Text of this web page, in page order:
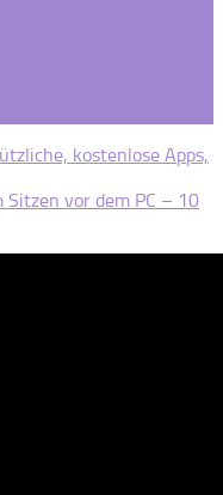
kostenlose Apps,
Sitzen vor dem PC – 10